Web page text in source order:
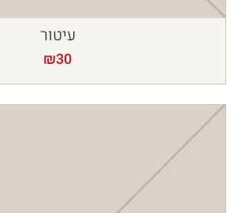
עיטור
₪30